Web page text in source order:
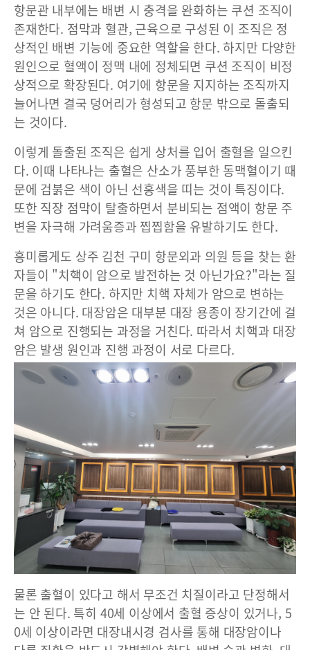
항문관 내부에는 배변 시 충격을 완화하는 쿠션 조직이
존재한다. 점막과 혈관, 근육으로 구성된 이 조직은 정
상적인 배변 기능에 중요한 역할을 한다. 하지만 다양한
원인으로 혈액이 정맥 내에 정체되면 쿠션 조직이 비정
상적으로 확장된다. 여기에 항문을 지지하는 조직까지
늘어나면 결국 덩어리가 형성되고 항문 밖으로 돌출되
는 것이다.
이렇게 돌출된 조직은 쉽게 상처를 입어 출혈을 일으킨
다. 이때 나타나는 출혈은 산소가 풍부한 동맥혈이기 때
문에 검붉은 색이 아닌 선홍색을 띠는 것이 특징이다.
또한 직장 점막이 탈출하면서 분비되는 점액이 항문 주
변을 자극해 가려움증과 찝찝함을 유발하기도 한다.
흥미롭게도 상주 김천 구미 항문외과 의원 등을 찾는 환
자들이 "치핵이 암으로 발전하는 것 아닌가요?"라는 질
문을 하기도 한다. 하지만 치핵 자체가 암으로 변하는
것은 아니다. 대장암은 대부분 대장 용종이 장기간에 걸
쳐 암으로 진행되는 과정을 거친다. 따라서 치핵과 대장
암은 발생 원인과 진행 과정이 서로 다르다.
물론 출혈이 있다고 해서 무조건 치질이라고 단정해서
는 안 된다. 특히 40세 이상에서 출혈 증상이 있거나, 5
0세 이상이라면 대장내시경 검사를 통해 대장암이나